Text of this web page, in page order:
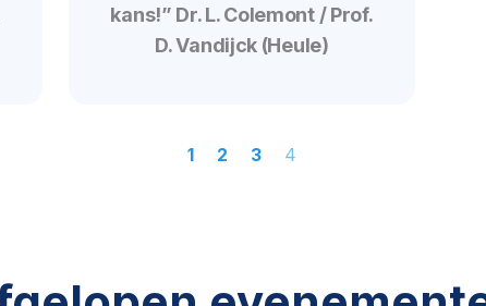
kans!” Dr. L. Colemont / Prof.
D. Vandijck (Heule)
1 2 3 4